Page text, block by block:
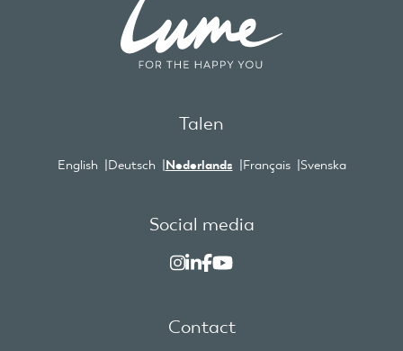
Talen
English Deutsch Nederlands Français Svenska
Social media
Contact